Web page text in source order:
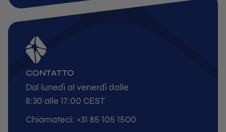
CONTATTO
Dal lunedì al venerdì dalle
8:30 alle 17:00 CEST
Chiamateci: +31 85 105 1500